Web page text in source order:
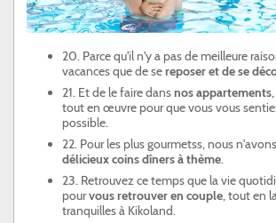
20. Parce qu'il n'y a pas de meilleure
vacances que de sereposer et de se
21. Et de le faire dansnos appartements
tout en œuvre pour que vous vous
possible.
22. Pour les plus gourmetss, nous
délicieux coins dîners à thème.
23. Retrouvez ce temps que la vie
pourvous retrouver en couple, tout en
tranquilles à Kikoland.